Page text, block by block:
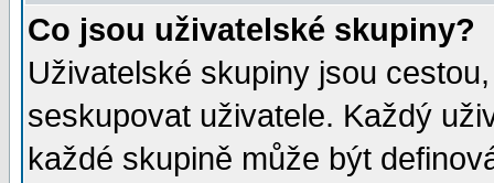
Co jsou uživatelské skupiny?
Uživatelské skupiny jsou
seskupovat uživatele. Každý
každé skupině může být